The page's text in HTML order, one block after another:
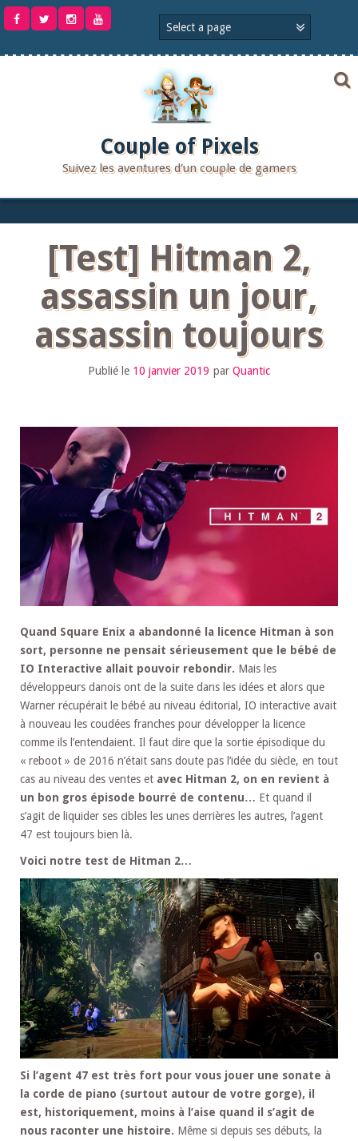
Aller
Couple of Pixels
Suivez les aventures d'un couple de gamers
[Test] Hitman 2,
assassin un jour,
assassin toujours
Publié le 10 janvier 2019 par Quantic
Quand Square Enix a abandonné la licence Hitman à son
sort, personne ne pensait sérieusement que le bébé de
IO Interactive allait pouvoir rebondir. Mais les
développeurs danois ont de la suite dans les idées et alors que
Warner récupérait le bébé au niveau éditorial, IO interactive avait
à nouveau les coudées franches pour développer la licence
comme ils l’entendaient. Il faut dire que la sortie épisodique du
« reboot » de 2016 n’était sans doute pas l’idée du siècle, en tout
cas au niveau des ventes et avec Hitman 2, on en revient à
un bon gros épisode bourré de contenu… Et quand il
s’agit de liquider ses cibles les unes derrières les autres, l’agent
47 est toujours bien là.
Voici notre test de Hitman 2…
Si l’agent 47 est très fort pour vous jouer une sonate à
la corde de piano (surtout autour de votre gorge), il
est, historiquement, moins à l’aise quand il s’agit de
nous raconter une histoire. Même si depuis ses débuts, la